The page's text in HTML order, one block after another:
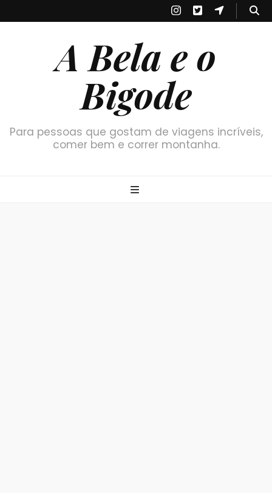
A Bela e o
Bigode
Para pessoas que gostam de viagens incríveis,
comer bem e correr montanha.